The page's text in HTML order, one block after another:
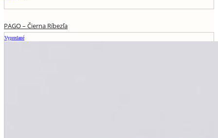
PAGO – Čierna Ríbezľa
Vypredané